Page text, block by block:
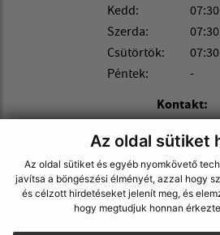
Az oldal sütiket
Az oldal sütiket és egyéb nyomkövető
javítsa a böngészési élményét, azzal hogy
és célzott hirdetéseket jelenít meg, és
hogy megtudjuk honnan
Kedd:
Szerda:
Csütörtök:
Péntek:
-
Kontakt:
Obec (Borsi)
Ružová 188/2
076 32 Borša